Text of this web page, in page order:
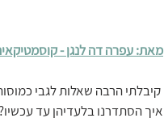
מאת: עפרה דה לנגן -
קיבלתי הרבה שאלות לגבי
איך הסתדרנו בלעדיהן עד